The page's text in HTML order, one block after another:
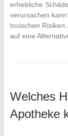
erhebliche
verursachen
toxischen Risiken
auf eine
Welches
Apotheke